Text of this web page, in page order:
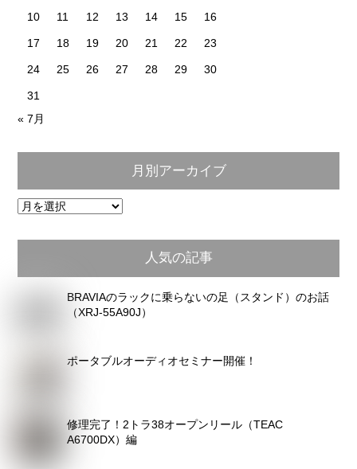
10 11 12 13 14 15 16
17 18 19 20 21 22 23
24 25 26 27 28 29 30
31
« 7月
月別アーカイブ
月
ア
カ
人気の記事
BRAVIAのラックに乗らないの足（スタンド）のお話
（XRJ-55A90J）
ポータブルオーディオセミナー開催！
修理完了！2トラ38オープンリール（TEAC
A6700DX）編